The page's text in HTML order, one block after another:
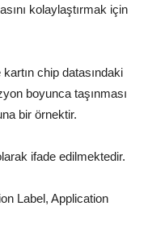
kolaylaştırmak için
chip datasındaki
boyunca taşınması
bir örnektir.
ifade edilmektedir.
Label, Application